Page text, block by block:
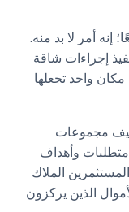
إنه أمر لا بد منه.
إجراءات شاقة
واحد تجعلها
مجموعات
متطلبات وأهداف
الملاك
الذين يركزون